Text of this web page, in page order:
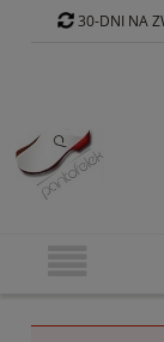
30-DNI NA